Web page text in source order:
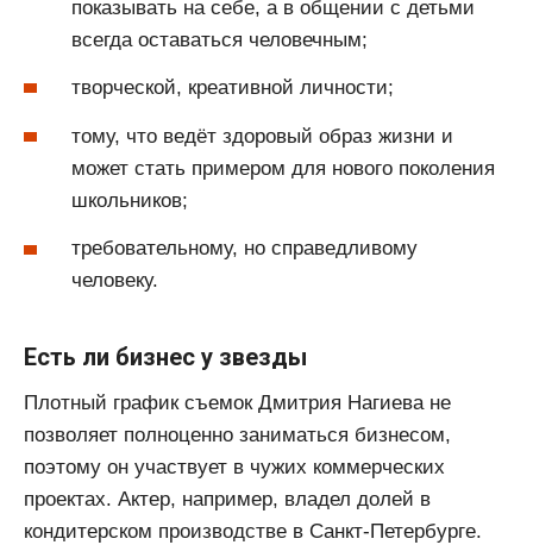
показывать на себе, а в общении с детьми
всегда оставаться человечным;
творческой, креативной личности;
тому, что ведёт здоровый образ жизни и
может стать примером для нового поколения
школьников;
требовательному, но справедливому
человеку.
Есть ли бизнес у звезды
Плотный график съемок Дмитрия Нагиева не
позволяет полноценно заниматься бизнесом,
поэтому он участвует в чужих коммерческих
проектах. Актер, например, владел долей в
кондитерском производстве в Санкт-Петербурге.